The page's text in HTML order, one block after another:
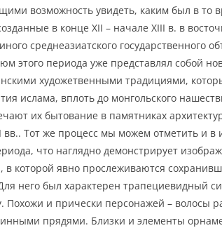
возможность увидеть, каким был в то
в конце XII – начале ХIII в. в
среднеазиатского государственного
этого периода уже представлял собой
художетвенными традициями,
ислама, вплоть до монгольского
их бытование в памятниках
вв.. Тот же процесс мы можем отметить и в
что наглядно демонстрирует
которой явно прослеживаются
него был характерен трапециевидный
Похожи и прически персонажей – волосы
прядями. Близки и элементы